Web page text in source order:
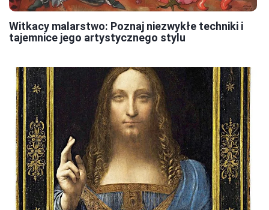
Witkacy malarstwo: Poznaj niezwykłe techniki i
tajemnice jego artystycznego stylu